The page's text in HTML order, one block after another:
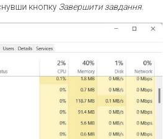
кнопку Завершити завдання.